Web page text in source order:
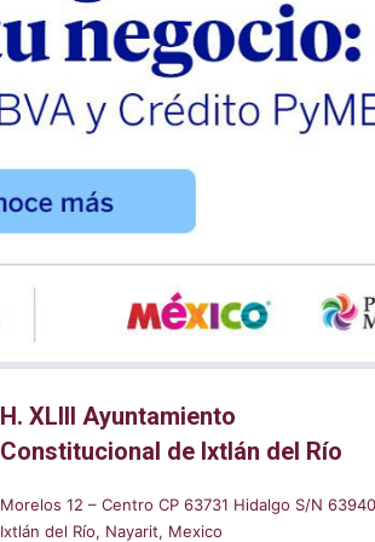
H. XLIII Ayuntamiento
Constitucional de Ixtlán del Río
Morelos 12 – Centro CP 63731 Hidalgo S/N 63940
Ixtlán del Río, Nayarit, Mexico